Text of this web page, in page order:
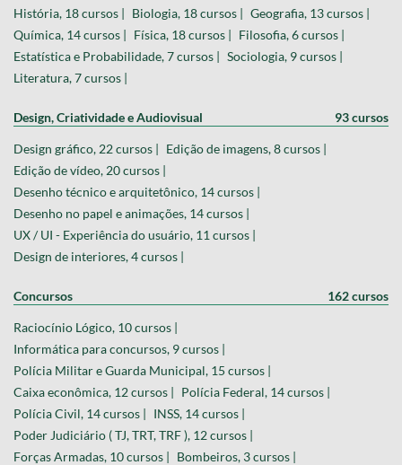
História, 18 cursos | Biologia, 18 cursos | Geografia, 13 cursos |
Química, 14 cursos | Física, 18 cursos | Filosofia, 6 cursos |
Estatística e Probabilidade, 7 cursos | Sociologia, 9 cursos |
Literatura, 7 cursos |
Design, Criatividade e Audiovisual 93 cursos
Design gráfico, 22 cursos | Edição de imagens, 8 cursos |
Edição de vídeo, 20 cursos |
Desenho técnico e arquitetônico, 14 cursos |
Desenho no papel e animações, 14 cursos |
UX / UI - Experiência do usuário, 11 cursos |
Design de interiores, 4 cursos |
Concursos 162 cursos
Raciocínio Lógico, 10 cursos |
Informática para concursos, 9 cursos |
Polícia Militar e Guarda Municipal, 15 cursos |
Caixa econômica, 12 cursos | Polícia Federal, 14 cursos |
Polícia Civil, 14 cursos | INSS, 14 cursos |
Poder Judiciário ( TJ, TRT, TRF ), 12 cursos |
Forças Armadas, 10 cursos | Bombeiros, 3 cursos |